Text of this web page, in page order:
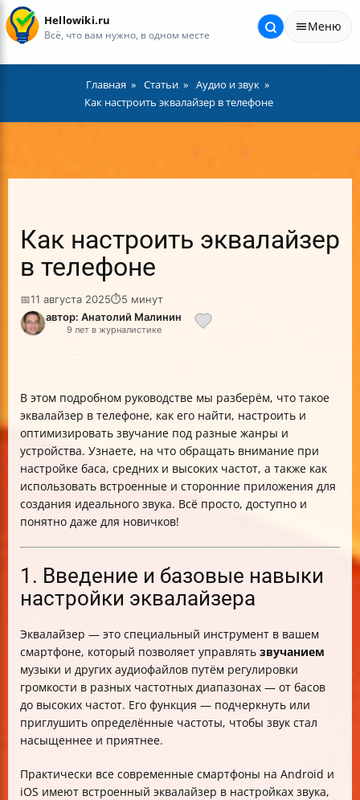
Hellowiki.ru
Всё, что вам нужно, в одном месте
Меню
Главная Статьи
Аудио и звук
Как настроить эквалайзер в телефоне
Как настроить эквалайзер
в телефоне
📅11 августа 2025⏱5 минут
автор: Анатолий Малинин
9 лет в журналистике
В этом подробном руководстве мы разберём, что такое
эквалайзер в телефоне, как его найти, настроить и
оптимизировать звучание под разные жанры и
устройства. Узнаете, на что обращать внимание при
настройке баса, средних и высоких частот, а также как
использовать встроенные и сторонние приложения для
создания идеального звука. Всё просто, доступно и
понятно даже для новичков!
1. Введение и базовые навыки
настройки эквалайзера
Эквалайзер — это специальный инструмент в вашем
смартфоне, который позволяет управлять звучанием
музыки и других аудиофайлов путём регулировки
громкости в разных частотных диапазонах — от басов
до высоких частот. Его функция — подчеркнуть или
приглушить определённые частоты, чтобы звук стал
насыщеннее и приятнее.
Практически все современные смартфоны на Android и
iOS имеют встроенный эквалайзер в настройках звука,